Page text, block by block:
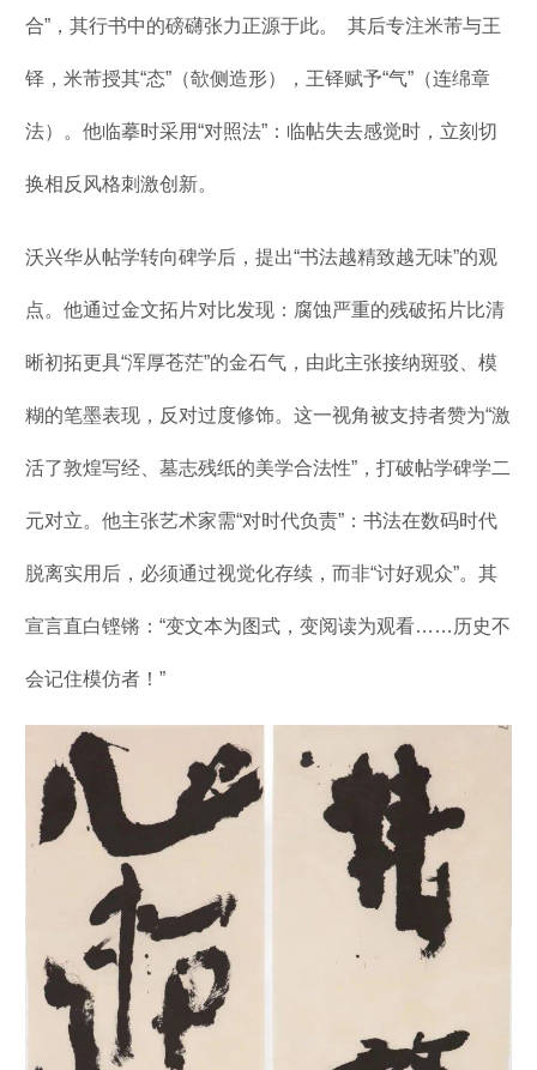
合”，其行书中的磅礴张力正源于此。 其后专注米芾与王
铎，米芾授其“态”（欹侧造形），王铎赋予“气”（连绵章
法）。他临摹时采用“对照法”：临帖失去感觉时，立刻切
换相反风格刺激创新。
沃兴华从帖学转向碑学后，提出“书法越精致越无味”的观
点。他通过金文拓片对比发现：腐蚀严重的残破拓片比清
晰初拓更具“浑厚苍茫”的金石气，由此主张接纳斑驳、模
糊的笔墨表现，反对过度修饰。这一视角被支持者赞为“激
活了敦煌写经、墓志残纸的美学合法性”，打破帖学碑学二
元对立。他主张艺术家需“对时代负责”：书法在数码时代
脱离实用后，必须通过视觉化存续，而非“讨好观众”。其
宣言直白铿锵：“变文本为图式，变阅读为观看……历史不
会记住模仿者！”